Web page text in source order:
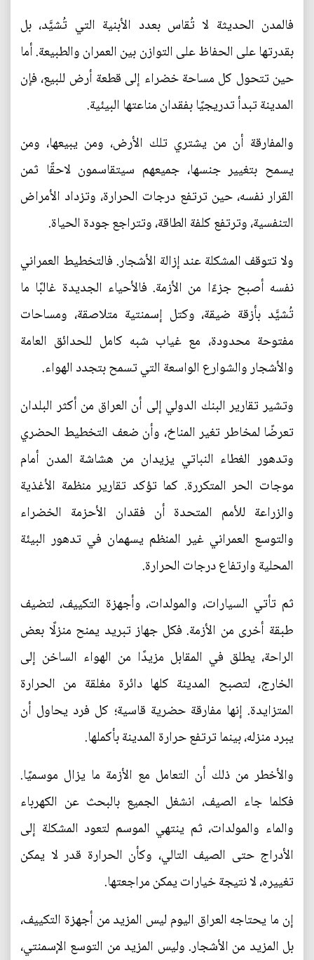
فالمدن الحديثة لا تُقاس بعدد الأبنية التي تُشيَّد، بل
بقدرتها على الحفاظ على التوازن بين العمران والطبيعة. أما
حين تتحول كل مساحة خضراء إلى قطعة أرض للبيع، فإن
المدينة تبدأ تدريجيًا بفقدان مناعتها البيئية.
والمفارقة أن من يشتري تلك الأرض، ومن يبيعها، ومن
يسمح بتغيير جنسها، جميعهم سيتقاسمون لاحقًا ثمن
القرار نفسه، حين ترتفع درجات الحرارة، وتزداد الأمراض
التنفسية، وترتفع كلفة الطاقة، وتتراجع جودة الحياة.
ولا تتوقف المشكلة عند إزالة الأشجار. فالتخطيط العمراني
نفسه أصبح جزءًا من الأزمة. فالأحياء الجديدة غالبًا ما
تُشيَّد بأزقة ضيقة، وكتل إسمنتية متلاصقة، ومساحات
مفتوحة محدودة، مع غياب شبه كامل للحدائق العامة
والأشجار والشوارع الواسعة التي تسمح بتجدد الهواء.
وتشير تقارير البنك الدولي إلى أن العراق من أكثر البلدان
تعرضًا لمخاطر تغير المناخ، وأن ضعف التخطيط الحضري
وتدهور الغطاء النباتي يزيدان من هشاشة المدن أمام
موجات الحر المتكررة. كما تؤكد تقارير منظمة الأغذية
والزراعة للأمم المتحدة أن فقدان الأحزمة الخضراء
والتوسع العمراني غير المنظم يسهمان في تدهور البيئة
المحلية وارتفاع درجات الحرارة.
ثم تأتي السيارات، والمولدات، وأجهزة التكييف، لتضيف
طبقة أخرى من الأزمة. فكل جهاز تبريد يمنح منزلًا بعض
الراحة، يطلق في المقابل مزيدًا من الهواء الساخن إلى
الخارج، لتصبح المدينة كلها دائرة مغلقة من الحرارة
المتزايدة. إنها مفارقة حضرية قاسية؛ كل فرد يحاول أن
يبرد منزله، بينما ترتفع حرارة المدينة بأكملها.
والأخطر من ذلك أن التعامل مع الأزمة ما يزال موسميًا.
فكلما جاء الصيف، انشغل الجميع بالبحث عن الكهرباء
والماء والمولدات، ثم ينتهي الموسم لتعود المشكلة إلى
الأدراج حتى الصيف التالي، وكأن الحرارة قدر لا يمكن
تغييره، لا نتيجة خيارات يمكن مراجعتها.
إن ما يحتاجه العراق اليوم ليس المزيد من أجهزة التكييف،
بل المزيد من الأشجار. وليس المزيد من التوسع الإسمنتي،